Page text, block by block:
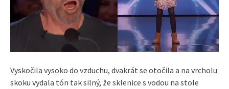
Vyskočila vysoko do vzduchu, dvakrát se otočila a na vrcholu
skoku vydala tón tak silný, že sklenice s vodou na stole